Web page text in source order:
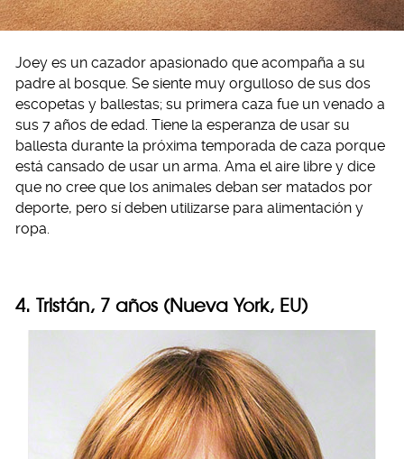
Joey es un cazador apasionado que acompaña a su
padre al bosque. Se siente muy orgulloso de sus dos
escopetas y ballestas; su primera caza fue un venado a
sus 7 años de edad. Tiene la esperanza de usar su
ballesta durante la próxima temporada de caza porque
está cansado de usar un arma. Ama el aire libre y dice
que no cree que los animales deban ser matados por
deporte, pero sí deben utilizarse para alimentación y
ropa.
4. Tristán, 7 años (Nueva York, EU)